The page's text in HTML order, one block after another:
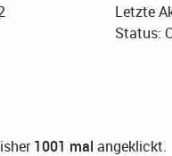
Letzte
Status:
1001 mal angeklickt.